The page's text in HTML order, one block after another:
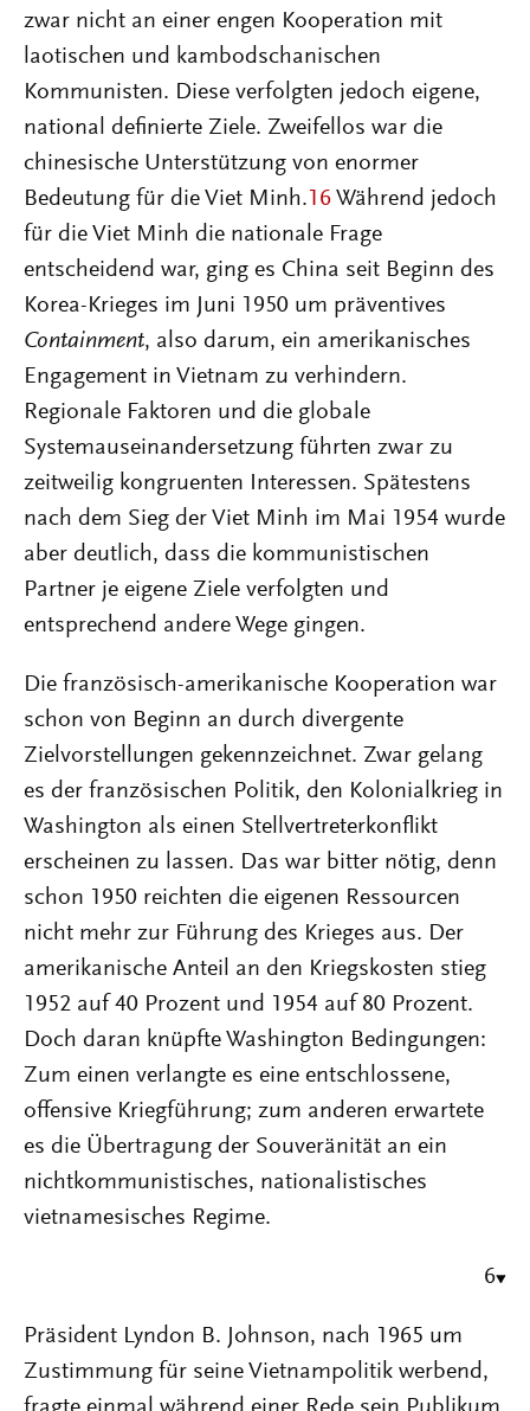
zwar nicht an einer engen Kooperation mit
laotischen und kambodschanischen
Kommunisten. Diese verfolgten jedoch eigene,
national definierte Ziele. Zweifellos war die
chinesische Unterstützung von enormer
Bedeutung für die Viet Minh. 16 Während jedoch
für die Viet Minh die nationale Frage
entscheidend war, ging es China seit Beginn des
Korea-Krieges im Juni 1950 um präventives
Containment, also darum, ein amerikanisches
Engagement in Vietnam zu verhindern.
Regionale Faktoren und die globale
Systemauseinandersetzung führten zwar zu
zeitweilig kongruenten Interessen. Spätestens
nach dem Sieg der Viet Minh im Mai 1954 wurde
aber deutlich, dass die kommunistischen
Partner je eigene Ziele verfolgten und
entsprechend andere Wege gingen.
Die französisch-amerikanische Kooperation war
schon von Beginn an durch divergente
Zielvorstellungen gekennzeichnet. Zwar gelang
es der französischen Politik, den Kolonialkrieg in
Washington als einen Stellvertreterkonflikt
erscheinen zu lassen. Das war bitter nötig, denn
schon 1950 reichten die eigenen Ressourcen
nicht mehr zur Führung des Krieges aus. Der
amerikanische Anteil an den Kriegskosten stieg
1952 auf 40 Prozent und 1954 auf 80 Prozent.
Doch daran knüpfte Washington Bedingungen:
Zum einen verlangte es eine entschlossene,
offensive Kriegführung; zum anderen erwartete
es die Übertragung der Souveränität an ein
nichtkommunistisches, nationalistisches
vietnamesisches Regime.
6
Präsident Lyndon B. Johnson, nach 1965 um
Zustimmung für seine Vietnampolitik werbend,